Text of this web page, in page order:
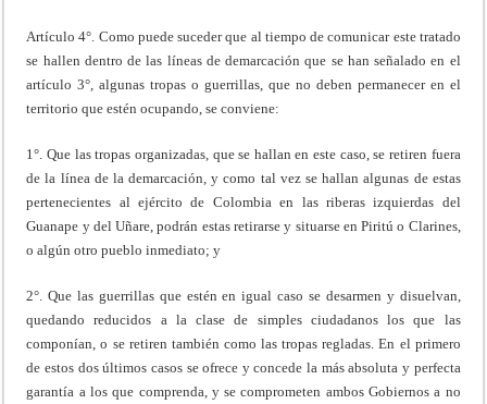
Artículo 4°. Como puede suceder que al tiempo de comunicar este tratado
se hallen dentro de las líneas de demarcación que se han señalado en el
artículo 3°, algunas tropas o guerrillas, que no deben permanecer en el
territorio que estén ocupando, se conviene:
1°. Que las tropas organizadas, que se hallan en este caso, se retiren fuera
de la línea de la demarcación, y como tal vez se hallan algunas de estas
pertenecientes al ejército de Colombia en las riberas izquierdas del
Guanape y del Uñare, podrán estas retirarse y situarse en Piritú o Clarines,
o algún otro pueblo inmediato; y
2°. Que las guerrillas que estén en igual caso se desarmen y disuelvan,
quedando reducidos a la clase de simples ciudadanos los que las
componían, o se retiren también como las tropas regladas. En el primero
de estos dos últimos casos se ofrece y concede la más absoluta y perfecta
garantía a los que comprenda, y se comprometen ambos Gobiernos a no